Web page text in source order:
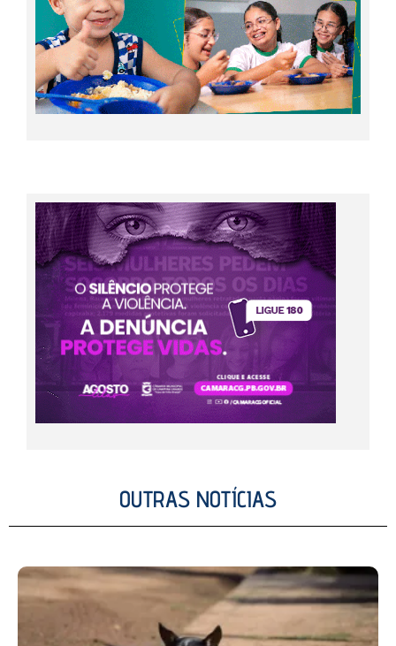
OUTRAS NOTÍCIAS